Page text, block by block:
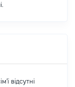
відсутні